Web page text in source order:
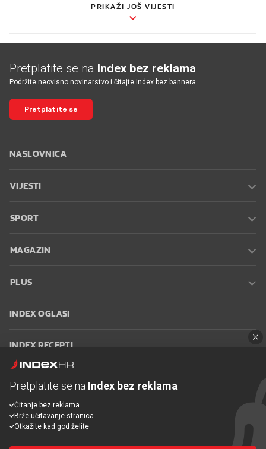
PRIKAŽI JOŠ VIJESTI
Pretplatite se na Index bez reklama
Podržite neovisno novinarstvo i čitajte Index bez bannera.
Pretplatite se
NASLOVNICA
VIJESTI
SPORT
MAGAZIN
PLUS
INDEX OGLASI
INDEX RECEPTI
Oglašavanje Zaposli se na Indexu
korištenja
Postavke kolačića
Pretplatite se na Index bez reklama
Čitanje bez reklama
Brže učitavanje stranica
Otkažite kad god želite